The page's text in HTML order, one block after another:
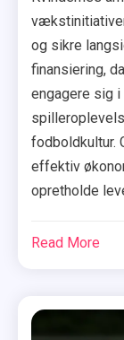
og sikre
finansiering,
engagere sig
fodboldkultur.
effektiv
opretholde
Read More